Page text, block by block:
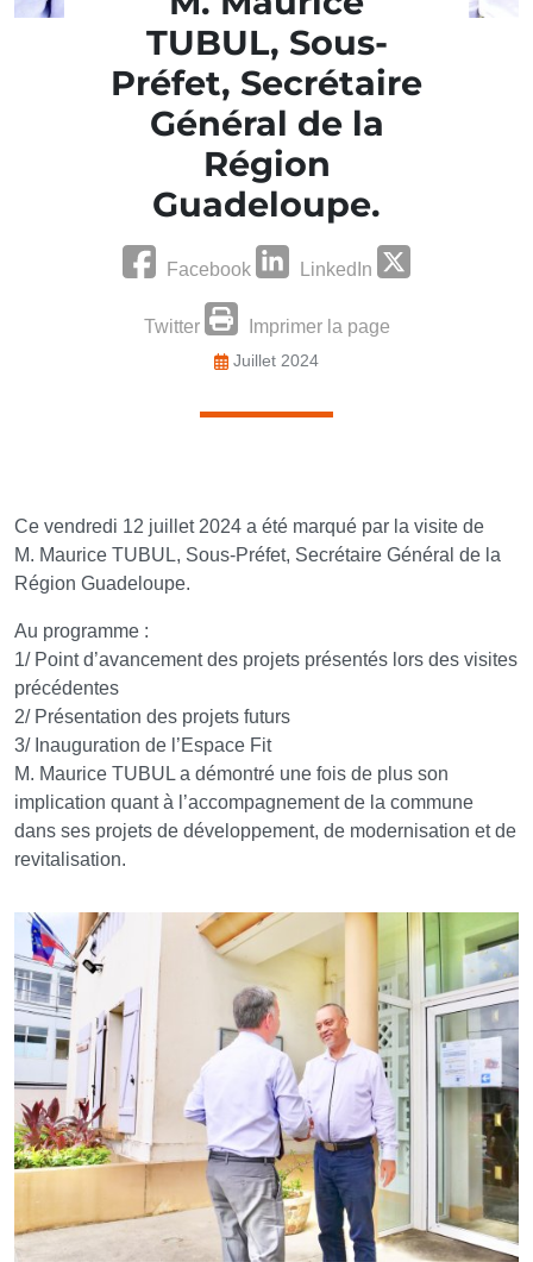
TUBUL, Sous-
Préfet, Secrétaire
Général de la
Région
Guadeloupe.
Facebook LinkedIn
Twitter Imprimer la page
Juillet 2024
Ce vendredi 12 juillet 2024 a été marqué par la visite de
M. Maurice TUBUL, Sous-Préfet, Secrétaire Général de la
Région Guadeloupe.
Au programme :
1/ Point d’avancement des projets présentés lors des visites
précédentes
2/ Présentation des projets futurs
3/ Inauguration de l’Espace Fit
M. Maurice TUBUL a démontré une fois de plus son
implication quant à l’accompagnement de la commune
dans ses projets de développement, de modernisation et de
revitalisation.